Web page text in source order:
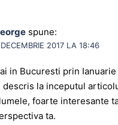
spune:
2017 LA 18:46
in Bucuresti prin
descris la inceputul
foarte interesante
ta.